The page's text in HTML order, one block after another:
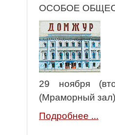
ОСОБОЕ
29 ноября
(Мраморный
Подробнее ...